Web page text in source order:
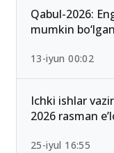
Qabul-2026:
mumkin
13-iyun 00:02
Ichki ishlar
2026 rasman
25-iyul 16:55